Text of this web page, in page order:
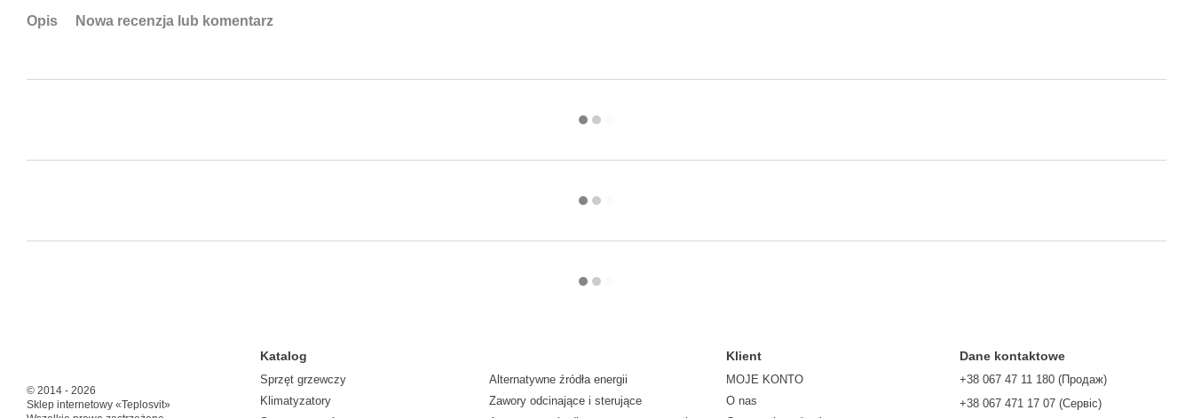
Opis Nowa recenzja lub komentarz
© 2014 - 2026
Sklep internetowy «Teplosvit»
Katalog
Sprzęt grzewczy
Klimatyzatory
Alternatywne źródła energii
Zawory odcinające i sterujące
Klient
MOJE KONTO
O nas
Dane kontaktowe
+38 067 47 11 180 (Продаж)
+38 067 471 17 07 (Сервіс)